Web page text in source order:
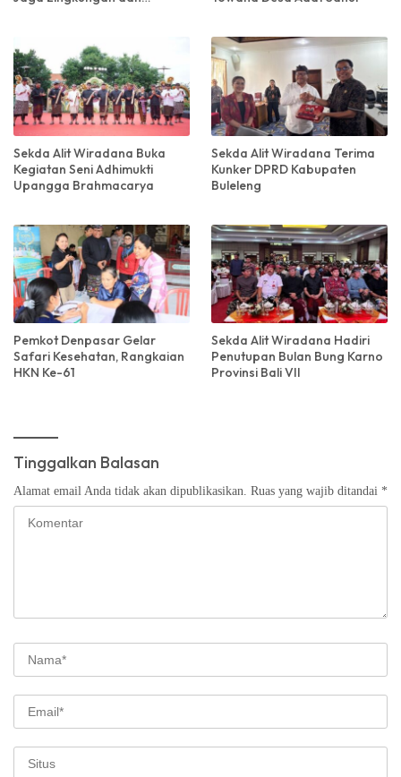
Sekda Alit Wiradana Buka
Kegiatan Seni Adhimukti
Upangga Brahmacarya
Sekda Alit Wiradana Terima
Kunker DPRD Kabupaten
Buleleng
Pemkot Denpasar Gelar
Safari Kesehatan, Rangkaian
HKN Ke-61
Sekda Alit Wiradana Hadiri
Penutupan Bulan Bung Karno
Provinsi Bali VII
Tinggalkan Balasan
Alamat email Anda tidak akan dipublikasikan. Ruas yang wajib ditandai *